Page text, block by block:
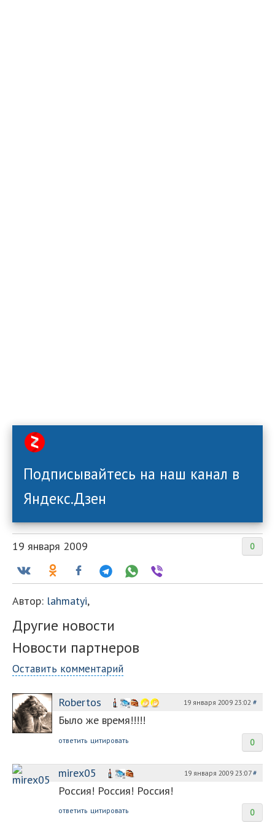
Подписывайтесь на наш канал в
Яндекс.Дзен
0
19 января 2009
Автор: lahmatyi,
Другие новости
Новости партнеров
Оставить комментарий
Robertos 19 января 2009 23:02 #
Было же время!!!!!
0
ответить цитировать
mirex05 19 января 2009 23:07#
Россия! Россия! Россия!
0
ответить цитировать